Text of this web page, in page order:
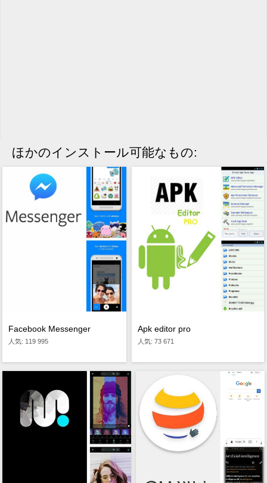
ほかのインストール可能なもの:
Facebook Messenger
人気: 119 995
Apk editor pro
人気: 73 671